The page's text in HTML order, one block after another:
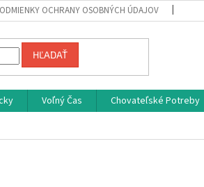
OCHRANY OSOBNÝCH ÚDAJOV
HĽADAŤ
Voľný Čas Chovateľské Potreby